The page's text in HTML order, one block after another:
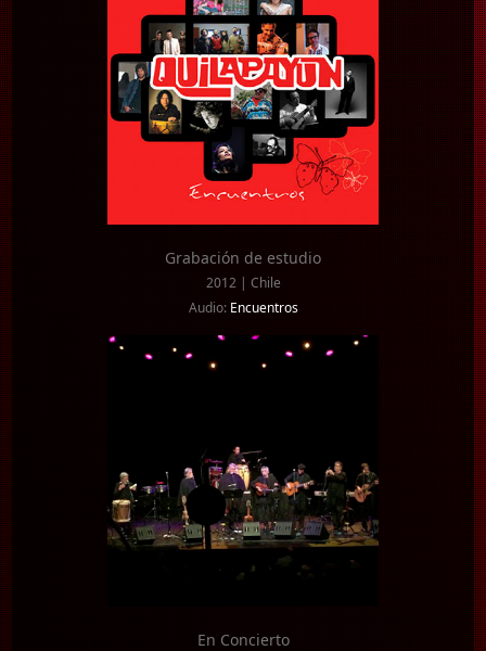
Grabación de estudio
2012 | Chile
Audio: Encuentros
En Concierto